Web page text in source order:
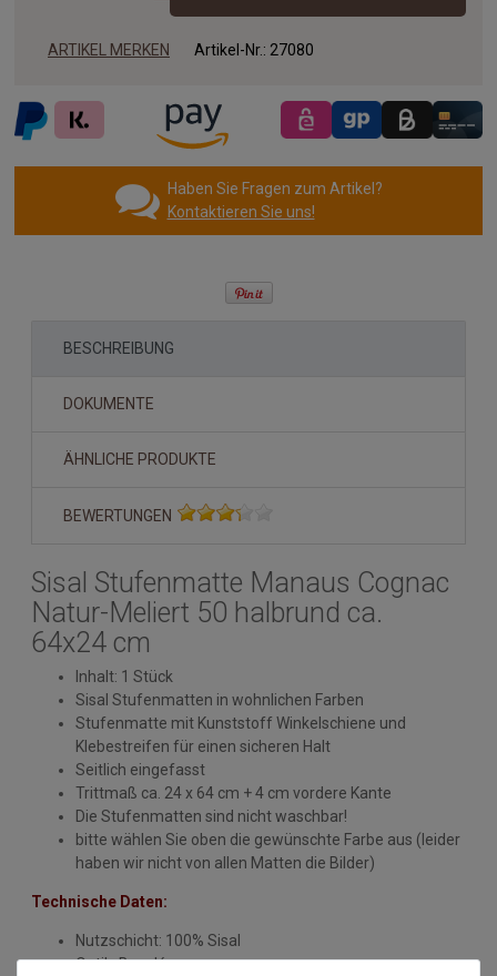
ARTIKEL MERKEN Artikel-Nr.: 27080
Haben Sie Fragen zum Artikel?
Kontaktieren Sie uns!
BESCHREIBUNG
DOKUMENTE
ÄHNLICHE PRODUKTE
BEWERTUNGEN
Sisal Stufenmatte Manaus Cognac
Natur-Meliert 50 halbrund ca.
64x24 cm
Inhalt: 1 Stück
Sisal Stufenmatten in wohnlichen Farben
Stufenmatte mit Kunststoff Winkelschiene und
Klebestreifen für einen sicheren Halt
Seitlich eingefasst
Trittmaß ca. 24 x 64 cm + 4 cm vordere Kante
Die Stufenmatten sind nicht waschbar!
bitte wählen Sie oben die gewünschte Farbe aus (leider
haben wir nicht von allen Matten die Bilder)
Technische Daten:
Nutzschicht: 100% Sisal
Optik: Bouclé